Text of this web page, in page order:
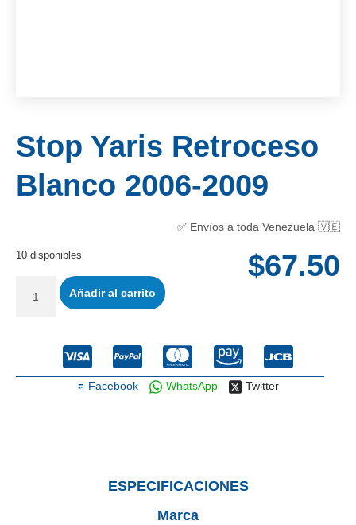
Stop Yaris Retroceso
Blanco 2006-2009
✅ Envíos a toda Venezuela 🇻🇪
$67.50
10 disponibles
Añadir al carrito
Facebook WhatsApp Twitter
ESPECIFICACIONES
Marca